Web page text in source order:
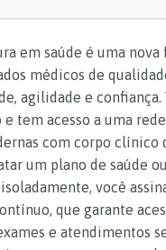
em saúde é uma nova
médicos de
agilidade e confiança.
tem acesso a uma
com corpo clínico
um plano de saúde
você
que garante
e atendimentos